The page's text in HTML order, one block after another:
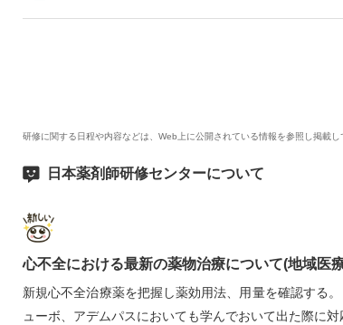
研修に関する日程や内容などは、Web上に公開されている情報を参照し掲載
日本薬剤師研修センターについて
心不全における最新の薬物治療について(地域医
新規心不全治療薬を把握し薬効用法、用量を確認する
ューボ、アデムパスにおいても学んでおいて出た際に対